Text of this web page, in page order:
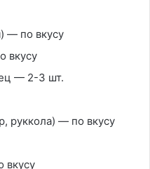
— по вкусу
вкусу
— 2-3 шт.
руккола) — по вкусу
вкусу